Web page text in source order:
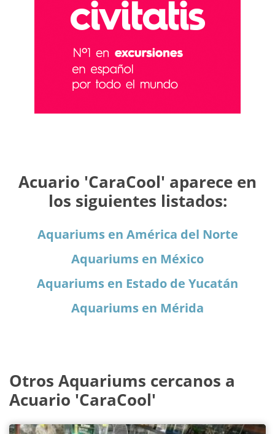
Acuario 'CaraCool' aparece en
los siguientes listados:
Aquariums en América del Norte
Aquariums en México
Aquariums en Estado de Yucatán
Aquariums en Mérida
Otros Aquariums cercanos a
Acuario 'CaraCool'